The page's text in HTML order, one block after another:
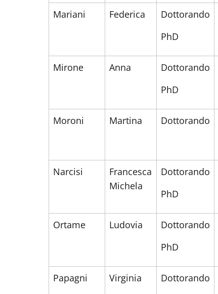
Mariani Federica
Dottorando
PhD
Mirone Anna
Dottorando
PhD
Moroni Martina Dottorando
Narcisi
Francesca
Michela
Dottorando
PhD
Ortame Ludovia
Dottorando
PhD
Papagni Virginia Dottorando